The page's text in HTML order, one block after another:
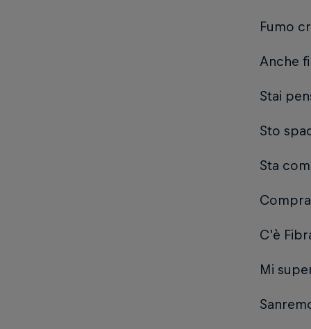
Fumo
Anche
Stai
Sto
Sta
C’è
Mi